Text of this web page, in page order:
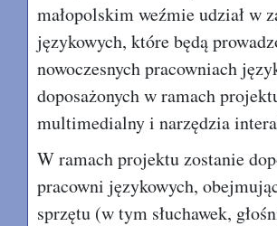
małopolskim weźmie udział w
językowych, które będą
nowoczesnych pracowniach
doposażonych w ramach
multimedialny i narzędzia
W ramach projektu zostanie
pracowni językowych,
sprzętu (w tym słuchawek,